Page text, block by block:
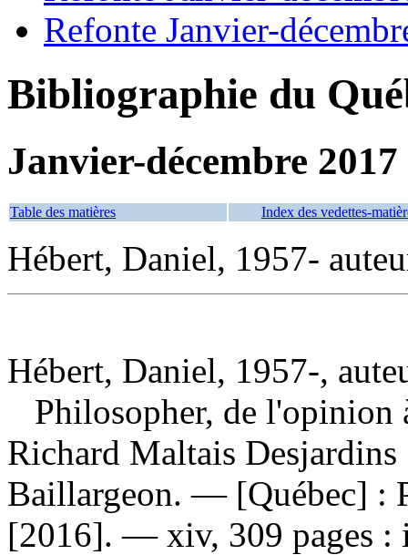
Refonte Janvier-
Bibliographie du
Janvier-décembre 2017
Table des matières Index des vedettes-
Hébert, Daniel, 1957-
Hébert, Daniel, 1957-,
Philosopher, de
Richard Maltais
Baillargeon. — [Québec] :
[2016]. — xiv, 309 pages :